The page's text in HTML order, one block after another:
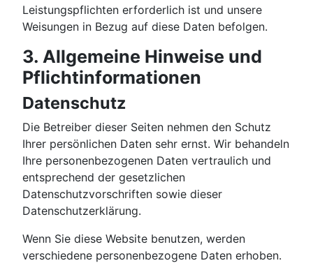
Leistungspflichten erforderlich ist und unsere
Weisungen in Bezug auf diese Daten befolgen.
3. Allgemeine Hinweise und
Pflichtinformationen
Datenschutz
Die Betreiber dieser Seiten nehmen den Schutz
Ihrer persönlichen Daten sehr ernst. Wir behandeln
Ihre personenbezogenen Daten vertraulich und
entsprechend der gesetzlichen
Datenschutzvorschriften sowie dieser
Datenschutzerklärung.
Wenn Sie diese Website benutzen, werden
verschiedene personenbezogene Daten erhoben.